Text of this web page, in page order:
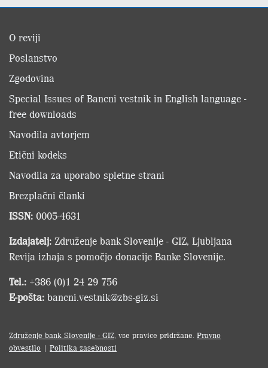
O reviji
Poslanstvo
Zgodovina
Special Issues of Bancni vestnik in English language -
free downloads
Navodila avtorjem
Etični kodeks
Navodila za uporabo spletne strani
Brezplačni članki
ISSN: 0005-4631
Izdajatelj: Združenje bank Slovenije - GIZ, Ljubljana
Revija izhaja s pomočjo donacije Banke Slovenije.
Tel.: +386 (0)1 24 29 756
E-pošta: bancni.vestnik@zbs-giz.si
Združenje bank Slovenije - GIZ , vse pravice pridržane. Pravno
obvestilo | Politika zasebnosti